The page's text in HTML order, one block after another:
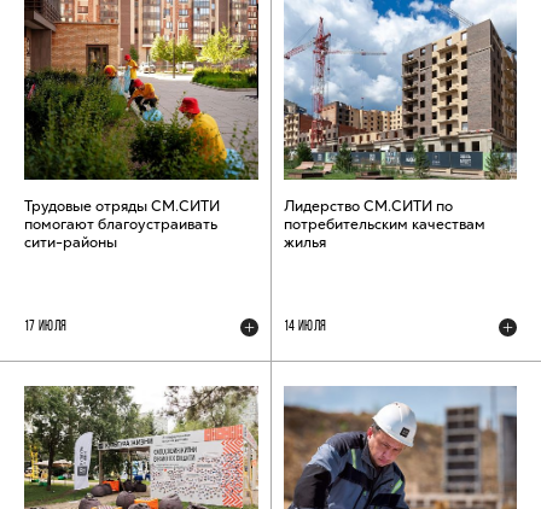
Трудовые отряды СМ.СИТИ
помогают благоустраивать
сити-районы
17 ИЮЛЯ
Лидерство СМ.СИТИ по
потребительским качествам
жилья
14 ИЮЛЯ